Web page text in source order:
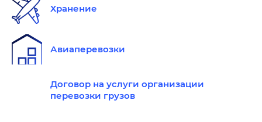
Хранение
Авиаперевозки
Договор на услуги организации
перевозки грузов